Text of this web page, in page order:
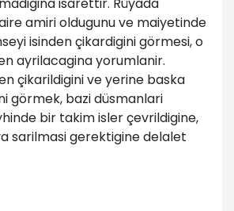
isarettir. Rüyada
amiri oldugunu ve maiyetinde
isinden çikardigini görmesi, o
ayrilacagina yorumlanir.
çikarildigini ve yerine baska
görmek, bazi düsmanlari
bir takim isler çevrildigine,
sarilmasi gerektigine delalet